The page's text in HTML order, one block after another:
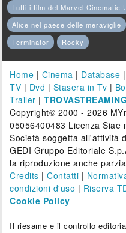
Tutti i film del Marvel Cinematic
Alice nel paese delle meraviglie
Terminator
Rocky
Home | Cinema | Database |
TV | Dvd | Stasera in Tv |
Trailer |TROVASTREAMING
Copyright© 2000 - 2026
05056400483 Licenza Siae
Società soggetta all'attività
GEDI Gruppo Editoriale
la riproduzione anche
Credits |Contatti |
condizioni d'uso | Riserva
Cookie Policy
Il riesame e il controllo